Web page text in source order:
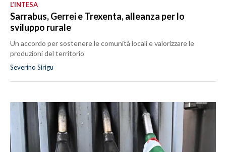
L’INTESA
Sarrabus, Gerrei e Trexenta, alleanza per lo
sviluppo rurale
Un accordo per sostenere le comunità locali e valorizzare le
produzioni del territorio
Severino Sirigu